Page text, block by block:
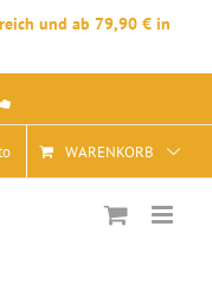
und ab 79,90 € in
WARENKORB